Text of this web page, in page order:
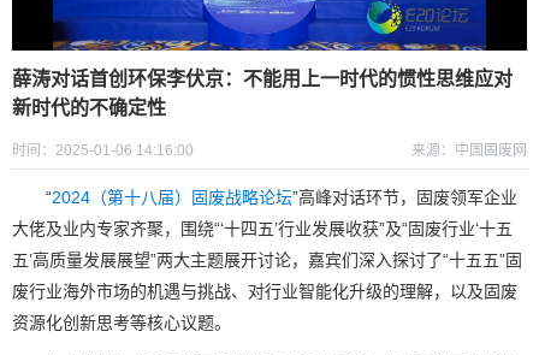
薛涛对话首创环保李伏京：不能用上一时代的惯性思维应对
新时代的不确定性
时间：2025-01-06 14:16:00 来源：中国固废网
“2024（第十八届）固废战略论坛”高峰对话环节，固废领军企业
大佬及业内专家齐聚，围绕“‘十四五’行业发展收获”及“固废行业‘十五
五’高质量发展展望”两大主题展开讨论，嘉宾们深入探讨了“十五五”固
废行业海外市场的机遇与挑战、对行业智能化升级的理解，以及固废
资源化创新思考等核心议题。